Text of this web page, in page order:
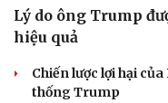
Lý do ông Trump
hiệu quả
Chiến lược lợi hại
thống Trump